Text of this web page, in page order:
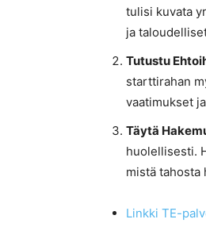
tulisi kuvata
ja
Tutustu
starttirahan
vaatimukset
Täytä
huolellisesti.
mistä tahosta
Linkki TE-